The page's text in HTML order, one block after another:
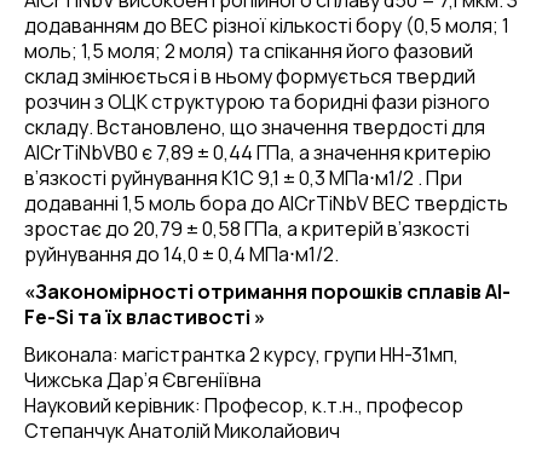
додаванням до ВЕС різної кількості бору (0,5 моля; 1
моль; 1,5 моля; 2 моля) та спікання його фазовий
склад змінюється і в ньому формується твердий
розчин з ОЦК структурою та боридні фази різного
складу. Встановлено, що значення твердості для
AlCrTiNbVB0 є 7,89 ± 0,44 ГПа, а значення критерію
в’язкості руйнування К1С 9,1 ± 0,3 МПа⋅м1/2 . При
додаванні 1,5 моль бора до AlCrTiNbV ВЕС твердість
зростає до 20,79 ± 0,58 ГПа, а критерій в’язкості
руйнування до 14,0 ± 0,4 МПа⋅м1/2.
«Закономірності отримання порошків сплавів Al-
Fe-Si та їх властивості »
Виконала: магістрантка 2 курсу, групи НН-31мп,
Чижська Дар’я Євгеніївна
Науковий керівник: Професор, к.т.н., професор
Степанчук Анатолій Миколайович